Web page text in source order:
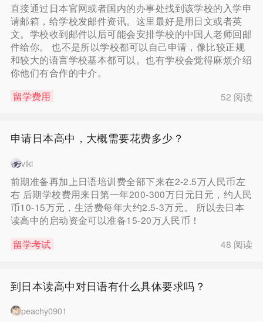
直接通过日本官网或者国内的办事处找到该学校的入学申
请邮箱，给学校发邮件资讯。这里最好是用日文或者英
文。学校收到邮件以后可能会安排学校的中国人老师回邮
件给你。 也不是所以学校都可以自己申请，像比较正规
和较大的语言学校基本都可以。也有学校会觉得麻烦介绍
你他们有合作的中介。
留学费用
52 阅读
申请日本高中，大概需要花费多少？
viki
前期准备再加上日语培训费全部下来在2-2.5万人民币左
右 后期学校费用来日第一年200-300万日元日元，约人民
币10-15万元，生活费每年大约2.5-3万元。 所以去日本
读高中的启动资金可以准备15-20万人民币！
留学考试
48 阅读
到日本读高中对日语有什么具体要求吗？
peachy0901